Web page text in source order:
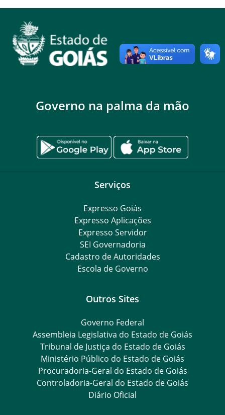
Governo na palma da mão
Serviços
Expresso Goiás
Expresso Aplicações
Expresso Servidor
SEI Governadoria
Cadastro de Autoridades
Escola de Governo
Outros Sites
Governo Federal
Assembleia Legislativa do Estado de Goiás
Tribunal de Justiça do Estado de Goiás
Ministério Público do Estado de Goiás
Procuradoria-Geral do Estado de Goiás
Controladoria-Geral do Estado de Goiás
Diário Oficial